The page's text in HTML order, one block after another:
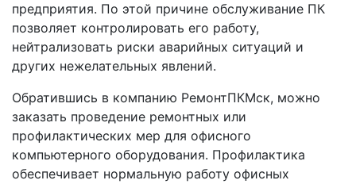
предприятия. По этой причине обслуживание ПК
позволяет контролировать его работу,
нейтрализовать риски аварийных ситуаций и
других нежелательных явлений.
Обратившись в компанию РемонтПКМск, можно
заказать проведение ремонтных или
профилактических мер для офисного
компьютерного оборудования. Профилактика
обеспечивает нормальную работу офисных